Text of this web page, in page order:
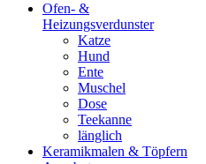
Ofen- &
Heizungsverdunster
Katze
Hund
Ente
Muschel
Dose
Teekanne
länglich
Keramikmalen & Töpfern